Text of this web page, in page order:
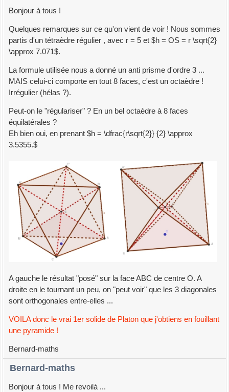
Bonjour à tous !
Quelques remarques sur ce qu'on vient de voir ! Nous sommes
partis d'un tétraèdre régulier , avec r = 5 et $h = OS = r \sqrt{2}
\approx 7.071$.
La formule utilisée nous a donné un anti prisme d'ordre 3 ...
MAIS celui-ci comporte en tout 8 faces, c'est un octaèdre !
Irrégulier (hélas ?).
Peut-on le "régulariser" ? En un bel octaèdre à 8 faces
équilatérales ?
Eh bien oui, en prenant $h = \dfrac{r\sqrt{2}} {2} \approx
3.5355.$
A gauche le résultat "posé" sur la face ABC de centre O. A
droite en le tournant un peu, on "peut voir" que les 3 diagonales
sont orthogonales entre-elles ...
VOILA donc le vrai 1er solide de Platon que j'obtiens en fouillant
une pyramide !
Bernard-maths
Bernard-maths
Bonjour à tous ! Me revoilà ...